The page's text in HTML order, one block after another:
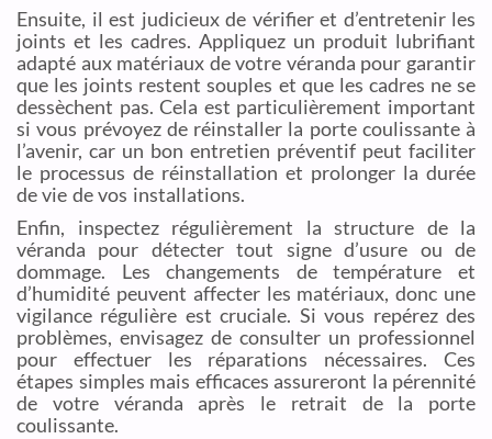
Ensuite, il est judicieux de vérifier et d’entretenir les
joints et les cadres. Appliquez un produit lubrifiant
adapté aux matériaux de votre véranda pour garantir
que les joints restent souples et que les cadres ne se
dessèchent pas. Cela est particulièrement important
si vous prévoyez de réinstaller la porte coulissante à
l’avenir, car un bon entretien préventif peut faciliter
le processus de réinstallation et prolonger la durée
de vie de vos installations.
Enfin, inspectez régulièrement la structure de la
véranda pour détecter tout signe d’usure ou de
dommage. Les changements de température et
d’humidité peuvent affecter les matériaux, donc une
vigilance régulière est cruciale. Si vous repérez des
problèmes, envisagez de consulter un professionnel
pour effectuer les réparations nécessaires. Ces
étapes simples mais efficaces assureront la pérennité
de votre véranda après le retrait de la porte
coulissante.